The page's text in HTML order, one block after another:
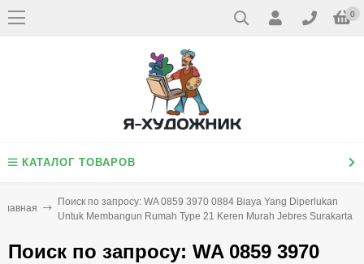
0
КАТАЛОГ ТОВАРОВ
Главная
Поиск по запросу: WA 0859 3970 0884 Biaya Yang Diperlukan
Untuk Membangun Rumah Type 21 Keren Murah Jebres Surakarta
Поиск по запросу: WA 0859 3970